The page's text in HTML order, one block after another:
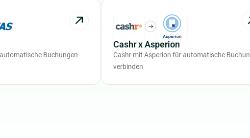
Buchungen
Cashr x Asperion
Cashr mit Asperion für automatische
verbinden